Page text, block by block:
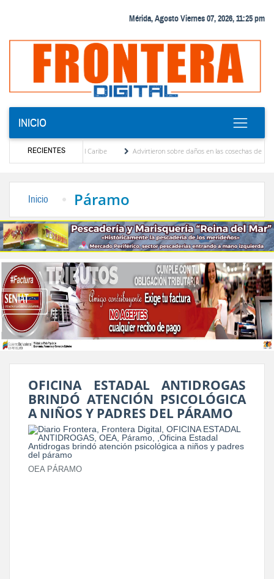
Mérida, Agosto Viernes 07, 2026, 11:25 pm
INICIO
RECIENTES
y del Caribe
Advirtieron sobre daños en las cosechas de los Andes ante
Inicio Páramo
OFICINA ESTADAL ANTIDROGAS
BRINDÓ ATENCIÓN PSICOLÓGICA
A NIÑOS Y PADRES DEL PÁRAMO
OEA PÁRAMO